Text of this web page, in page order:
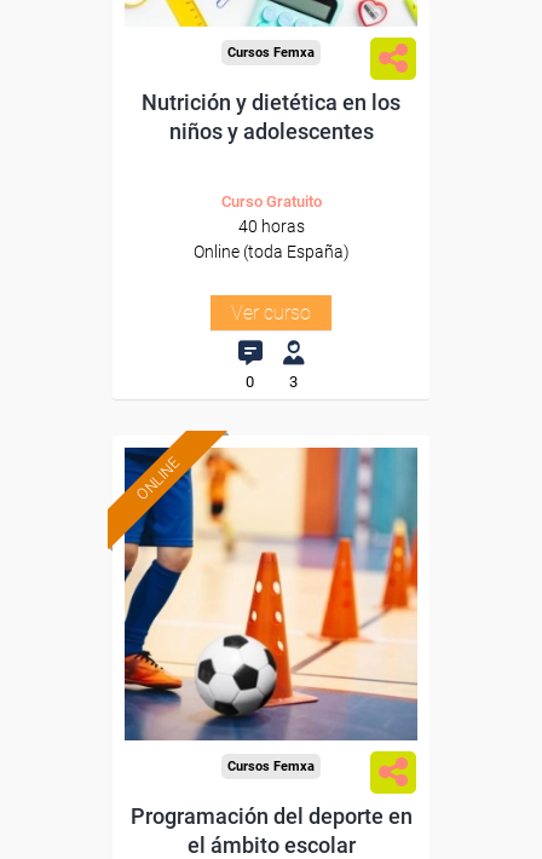
Cursos Femxa
Nutrición y dietética en los
niños y adolescentes
Curso Gratuito
40 horas
Online (toda España)
Ver curso
0 3
ONLINE
Formación 100%
subvencionada.
Para desempleados,
trabajadores y autónomos.
Sector
-Educación.
Cursos Femxa
Programación del deporte en
el ámbito escolar